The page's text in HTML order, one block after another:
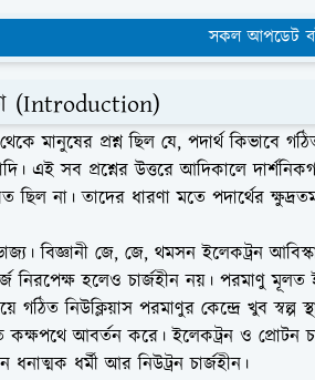
সকল আপডেট
(Introduction)
মানুষের প্রশ্ন ছিল যে, পদার্থ কিভাবে
এই সব প্রশ্নের উত্তরে আদিকালে
ছিল না। তাদের ধারণা মতে পদার্থের
বিজ্ঞানী জে, জে, থমসন ইলেকট্রন
নিরপেক্ষ হলেও চার্জহীন নয়। পরমাণু
গঠিত নিউক্লিয়াস পরমাণুর কেন্দ্রে খুব স্বল্প
আবর্তন করে। ইলেকট্রন ও প্রোটন
ধনাত্মক ধর্মী আর নিউট্রন চার্জহীন।